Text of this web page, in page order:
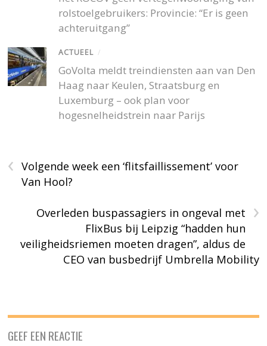
rolstoelgebruikers: Provincie: “Er is geen
achteruitgang”
ACTUEEL /
GoVolta meldt treindiensten aan van Den
Haag naar Keulen, Straatsburg en
Luxemburg – ook plan voor
hogesnelheidstrein naar Parijs
‹
Volgende week een ‘flitsfaillissement’ voor
Van Hool?
›
Overleden buspassagiers in ongeval met
FlixBus bij Leipzig “hadden hun
veiligheidsriemen moeten dragen”, aldus de
CEO van busbedrijf Umbrella Mobility
GEEF EEN REACTIE